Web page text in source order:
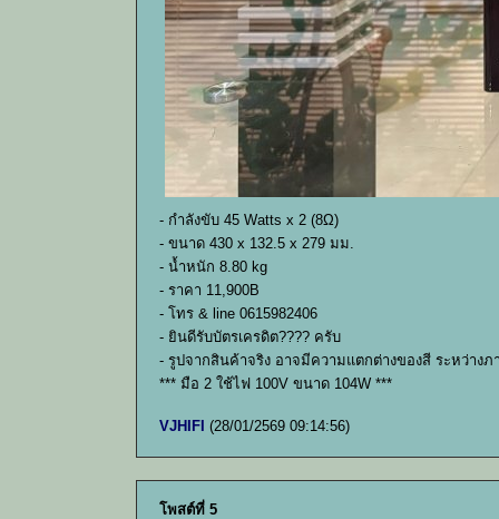
- กำลังขับ 45 Watts x 2 (8Ω)
- ขนาด 430 x 132.5 x 279 มม.
- น้ำหนัก 8.80 kg
- ราคา 11,900B
- โทร & line 0615982406
- ยินดีรับบัตรเครดิต???? ครับ
- รูปจากสินค้าจริง อาจมีความแตกต่างของสี ระหว่าง
*** มือ 2 ใช้ไฟ 100V ขนาด 104W ***
VJHIFI (28/01/2569 09:14:56)
โพสต์ที่ 5